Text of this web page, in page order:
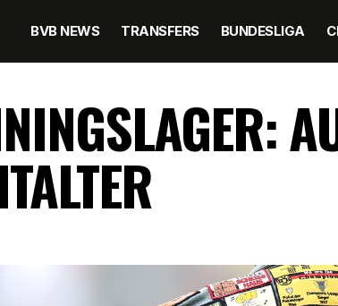
BVB NEWS TRANSFERS BUNDESLIGA